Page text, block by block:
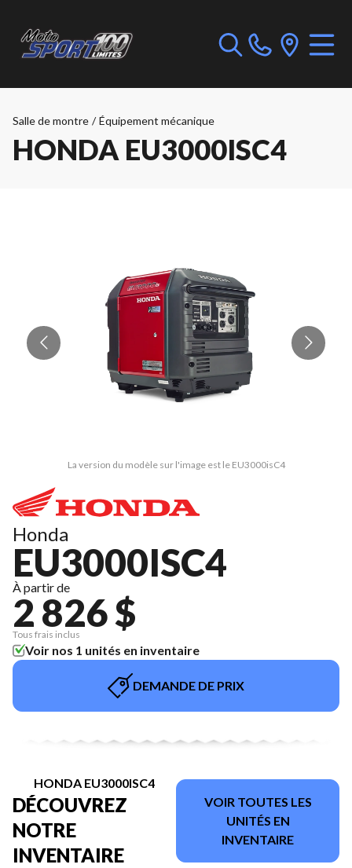
Salle de montre / Équipement mécanique
HONDA EU3000ISC4
La version du modèle sur l'image est le EU3000isC4
Honda
EU3000ISC4
À partir de
2 826 $
Tous frais inclus
Voir nos 1 unités en inventaire
DEMANDE DE PRIX
HONDA EU3000ISC4
DÉCOUVREZ
NOTRE
INVENTAIRE
VOIR TOUTES LES
UNITÉS EN
INVENTAIRE